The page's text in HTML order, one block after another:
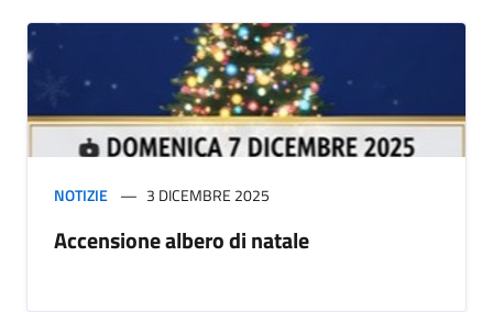
NOTIZIE 3 DICEMBRE 2025
Accensione albero di natale